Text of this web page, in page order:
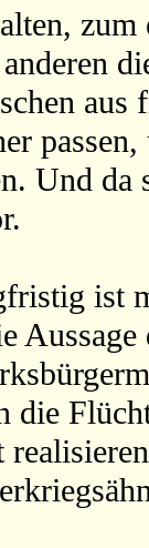
aus
Und da
ist
die